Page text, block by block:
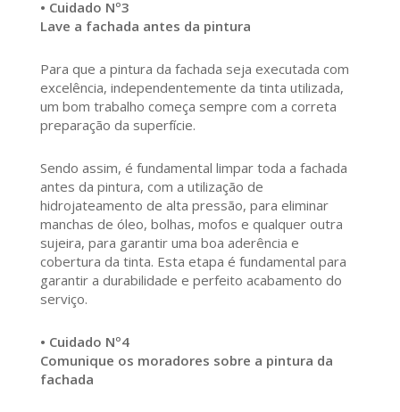
• Cuidado Nº3
Lave a fachada antes da pintura
Para que a pintura da fachada seja executada com
excelência, independentemente da tinta utilizada,
um bom trabalho começa sempre com a correta
preparação da superfície.
Sendo assim, é fundamental limpar toda a fachada
antes da pintura, com a utilização de
hidrojateamento de alta pressão, para eliminar
manchas de óleo, bolhas, mofos e qualquer outra
sujeira, para garantir uma boa aderência e
cobertura da tinta. Esta etapa é fundamental para
garantir a durabilidade e perfeito acabamento do
serviço.
• Cuidado Nº4
Comunique os moradores sobre a pintura da
fachada